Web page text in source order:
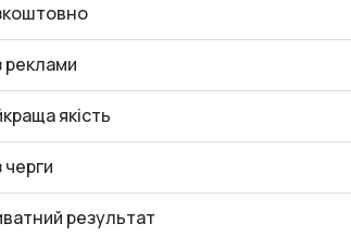
реклами
якість
черги
результат